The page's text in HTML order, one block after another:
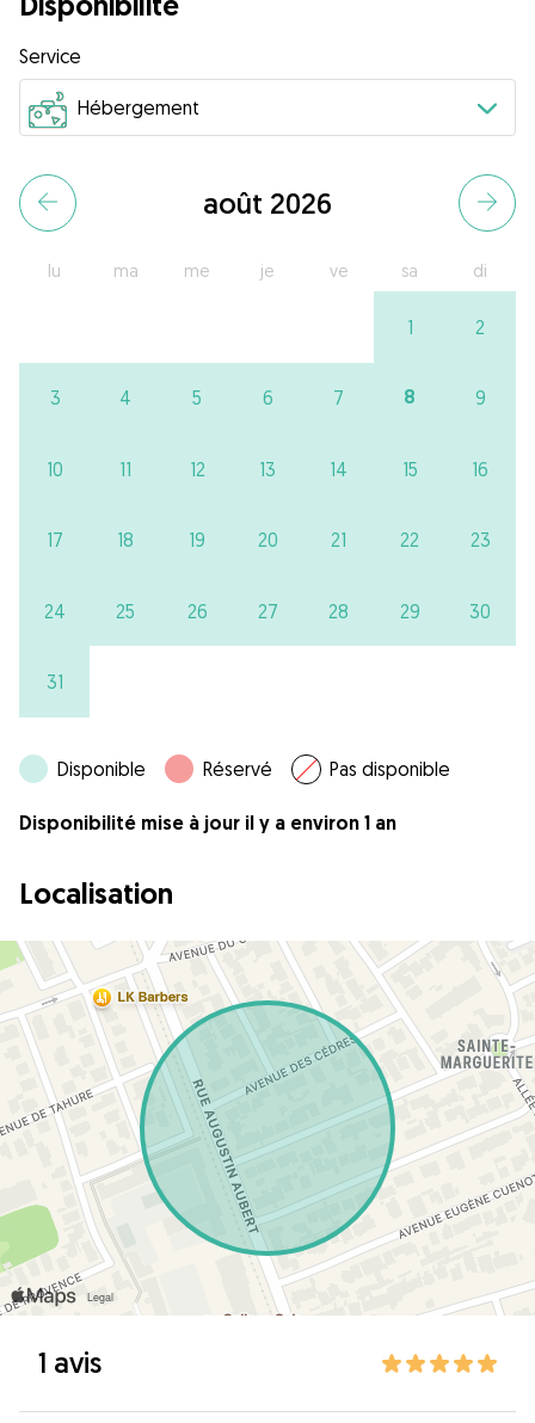
Service
août 2026
lu ma me je ve sa di
1 2
3 4 5 6 7 8 9
10 11 12 13 14 15 16
17 18 19 20 21 22 23
24 25 26 27 28 29 30
31
Disponible Réservé Pas disponible
Disponibilité mise à jour il y a environ 1 an
Localisation
1 avis